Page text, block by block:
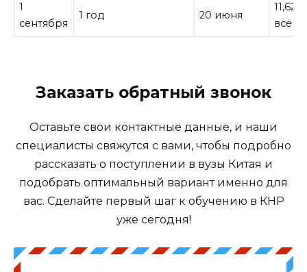
1
сентября
1 год 20 июня
все
Заказать обратный звонок
Оставьте свои контактные данные, и наши
специалисты свяжутся с вами, чтобы подробно
рассказать о поступлении в вузы Китая и
подобрать оптимальный вариант именно для
вас. Сделайте первый шаг к обучению в КНР
уже сегодня!